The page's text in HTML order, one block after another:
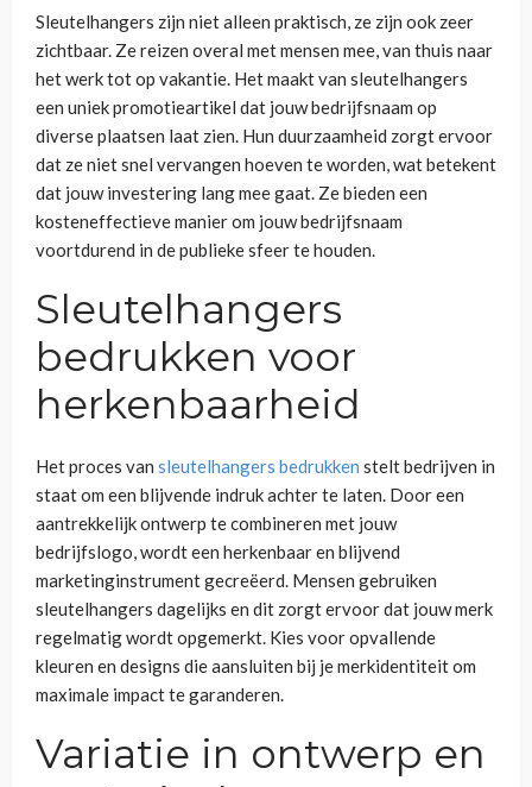
Sleutelhangers zijn niet alleen praktisch, ze zijn ook zeer
zichtbaar. Ze reizen overal met mensen mee, van thuis naar
het werk tot op vakantie. Het maakt van sleutelhangers
een uniek promotieartikel dat jouw bedrijfsnaam op
diverse plaatsen laat zien. Hun duurzaamheid zorgt ervoor
dat ze niet snel vervangen hoeven te worden, wat betekent
dat jouw investering lang mee gaat. Ze bieden een
kosteneffectieve manier om jouw bedrijfsnaam
voortdurend in de publieke sfeer te houden.
Sleutelhangers
bedrukken voor
herkenbaarheid
Het proces van sleutelhangers bedrukken stelt bedrijven in
staat om een blijvende indruk achter te laten. Door een
aantrekkelijk ontwerp te combineren met jouw
bedrijfslogo, wordt een herkenbaar en blijvend
marketinginstrument gecreëerd. Mensen gebruiken
sleutelhangers dagelijks en dit zorgt ervoor dat jouw merk
regelmatig wordt opgemerkt. Kies voor opvallende
kleuren en designs die aansluiten bij je merkidentiteit om
maximale impact te garanderen.
Variatie in ontwerp en